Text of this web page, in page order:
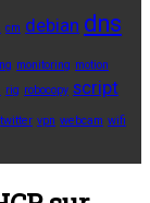
cm debian dns
monitoring motion
rig robocopy script
twitter vpn webcam wifi